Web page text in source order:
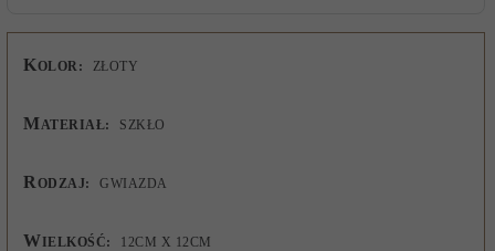
KOLOR: ZŁOTY
MATERIAŁ: SZKŁO
R ODZAJ: GWIAZDA
W IELKOŚĆ: 12CM X 12CM